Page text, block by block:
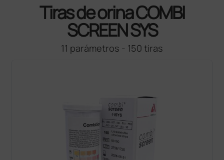
Tiras de orina COMBI
SCREEN SYS
11 parámetros - 150 tiras